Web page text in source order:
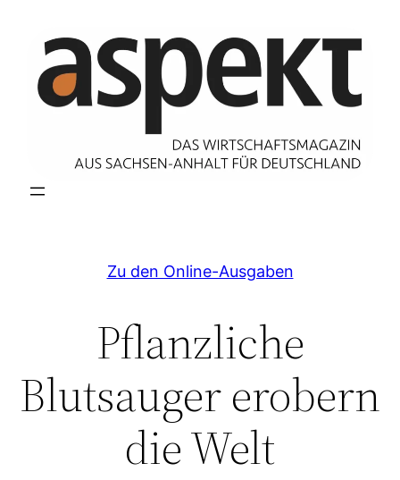
Inhalt
springen
Zu den Online-Ausgaben
Pflanzliche
Blutsauger erobern
die Welt